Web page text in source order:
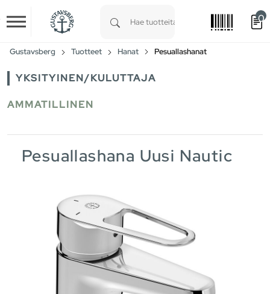
Skip to main content
0
Gustavsberg Tuotteet Hanat Pesuallashanat
YKSITYINEN/KULUTTAJA
AMMATILLINEN
Pesuallashana Uusi Nautic